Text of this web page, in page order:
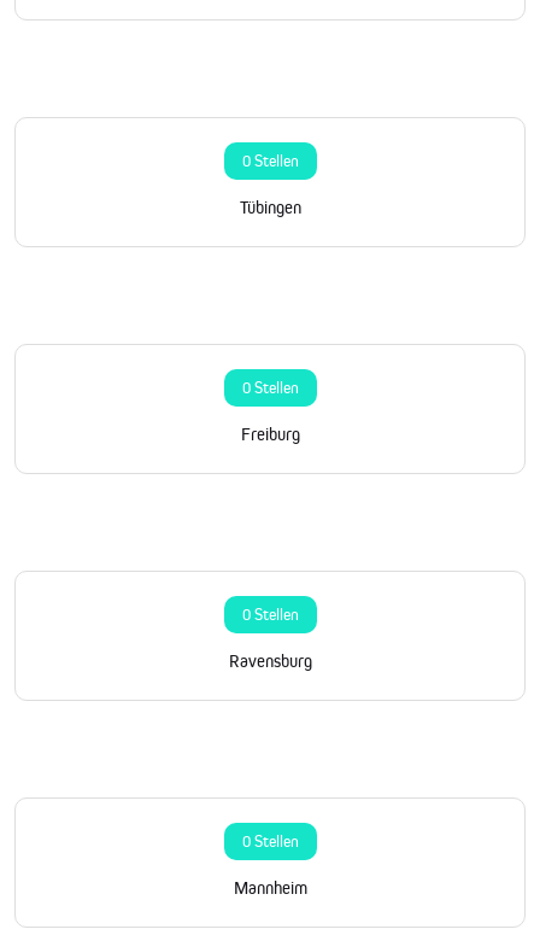
0 Stellen
Tübingen
0 Stellen
Freiburg
0 Stellen
Ravensburg
0 Stellen
Mannheim